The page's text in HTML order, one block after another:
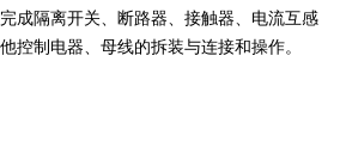
成隔离开关、断路器、接触器、电流互感
控制电器、母线的拆装与连接和操作。